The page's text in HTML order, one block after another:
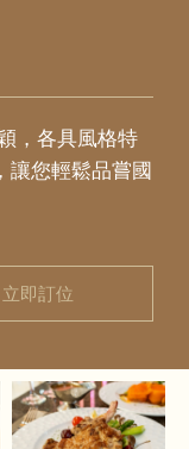
，各具風格特
讓您輕鬆品嘗國
立即訂位